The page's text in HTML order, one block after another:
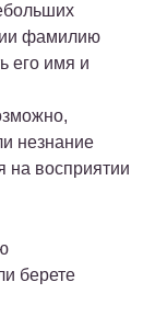
фамилию
его имя и
незнание
на восприятии
берете